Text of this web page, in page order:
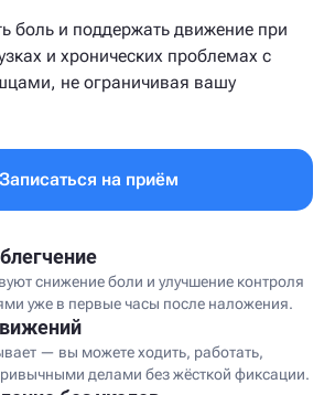
боль и поддержать движение при
и хронических проблемах с
не ограничивая вашу
Записаться на приём
снижение боли и улучшение контроля
уже в первые часы после наложения.
— вы можете ходить, работать,
делами без жёсткой фиксации.